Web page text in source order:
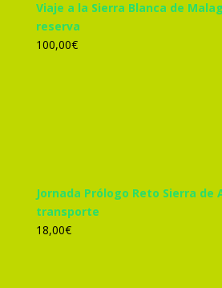
Viaje a la Sierra Blanca de
reserva
100,00€
Jornada Prólogo Reto Sierra de
transporte
18,00€